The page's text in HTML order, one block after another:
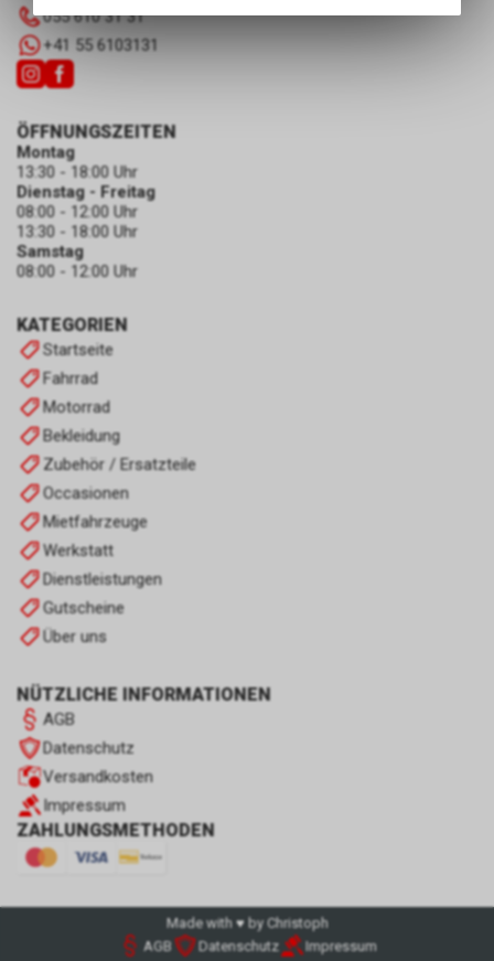
055 610 31 31
+41 55 6103131
KATEGORIEN
Startseite
Fahrrad
Motorrad
Bekleidung
Zubehör / Ersatzteile
Occasionen
Mietfahrzeuge
Werkstatt
Dienstleistungen
Gutscheine
Über uns
NÜTZLICHE INFORMATIONEN
AGB
Datenschutz
Versandkosten
Impressum
ZAHLUNGSMETHODEN
ÖFFNUNGSZEITEN
Montag
13:30 - 18:00 Uhr
Dienstag - Freitag
08:00 - 12:00 Uhr
13:30 - 18:00 Uhr
Samstag
08:00 - 12:00 Uhr
Made with ♥ by Christoph
AGB
Datenschutz Impressum